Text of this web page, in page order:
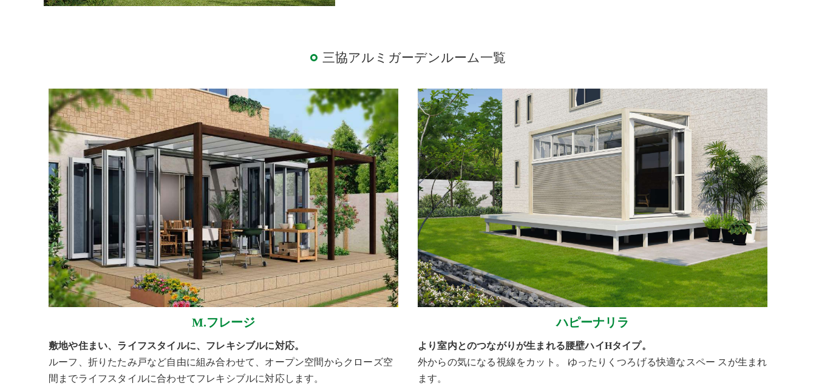
三協アルミガーデンルーム一覧
M.フレージ
敷地や住まい、ライフスタイルに、フレキシブルに対応。
ルーフ、折りたたみ戸など自由に組み合わせて、オープン空間からクローズ空
間までライフスタイルに合わせてフレキシブルに対応します。
ハピーナリラ
より室内とのつながりが生まれる腰壁ハイHタイプ。
外からの気になる視線をカット。 ゆったりくつろげる快適なスペー スが生まれ
ます。